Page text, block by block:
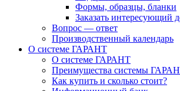
Формы, образцы, бланки
Заказать интересующий
Вопрос — ответ
Производственный календарь
О системе ГАРАНТ
О системе ГАРАНТ
Преимущества системы
Как купить и сколько стоит?